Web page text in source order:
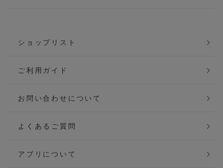
ショップリスト
ご利用ガイド
お問い合わせについて
よくあるご質問
アプリについて